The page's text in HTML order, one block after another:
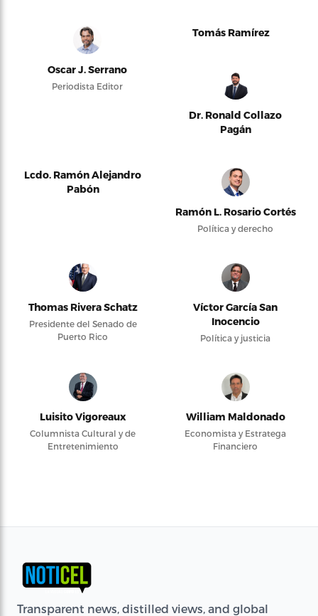
Oscar J. Serrano
Periodista Editor
Tomás Ramírez
Dr. Ronald Collazo
Pagán
Lcdo. Ramón Alejandro
Pabón
Ramón L. Rosario Cortés
Política y derecho
Thomas Rivera Schatz
Presidente del Senado de
Puerto Rico
Víctor García San
Inocencio
Política y justicia
Luisito Vigoreaux
Columnista Cultural y de
Entretenimiento
William Maldonado
Economista y Estratega
Financiero
Transparent news, distilled views, and global